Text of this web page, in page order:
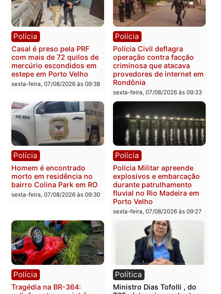
públicas e
acompanhamento de
resultados
sexta-feira, 07/08/2026 às 18:49
Rondônia na Câmara
Federal
sexta-feira, 07/08/2026 às
Polícia
2 MILHÕES – Unnesa
apresenta documentos
que comprovam
transparência e legalidade
na operação alvo da PF
sexta-feira, 07/08/2026 às 12:24
Polícia
Polícia Federal apreende
400 quilos de drogas e
prende motorista em RO
sexta-feira, 07/08/2026 às
Polícia
Casal é preso pela PRF
com mais de 72 quilos de
mercúrio escondidos em
estepe em Porto Velho
sexta-feira, 07/08/2026 às 09:38
Polícia
Polícia Civil deflagra
operação contra facção
criminosa que atacava
provedores de internet
Rondônia